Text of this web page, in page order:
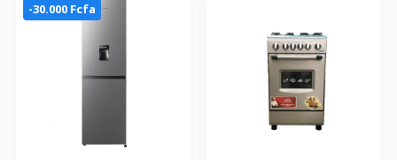
-30.000 Fcfa